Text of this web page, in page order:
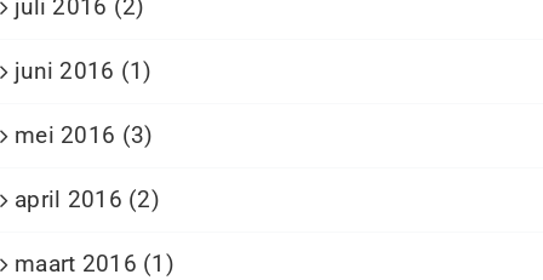
juli 2016 (2)
juni 2016 (1)
mei 2016 (3)
april 2016 (2)
maart 2016 (1)